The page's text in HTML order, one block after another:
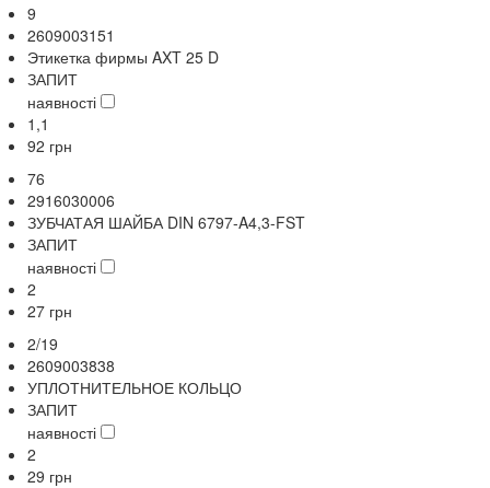
9
2609003151
Этикетка фирмы AXT 25 D
ЗАПИТ
наявності
1,1
92 грн
76
2916030006
ЗУБЧАТАЯ ШАЙБА DIN 6797-A4,3-FST
ЗАПИТ
наявності
2
27 грн
2/19
2609003838
УПЛОТНИТЕЛЬНОЕ КОЛЬЦО
ЗАПИТ
наявності
2
29 грн